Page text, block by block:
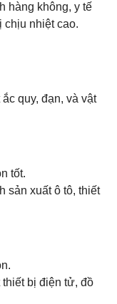
hàng không, y tế
chịu nhiệt cao.
quy, đạn, và vật
tốt.
sản xuất ô tô, thiết
thiết bị điện tử, đồ